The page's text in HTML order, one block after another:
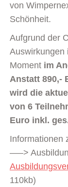
von
Schönheit.
Aufgrund der
Auswirkungen
Moment im
Anstatt 890,-
wird die
von 6
Euro inkl.
Informationen
—–>
110kb)